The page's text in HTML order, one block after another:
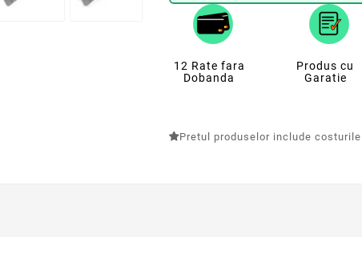
12 Rate fara
Dobanda
Produs cu
Garatie
Pretul produselor include